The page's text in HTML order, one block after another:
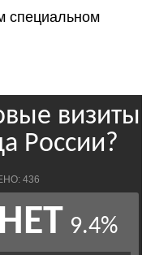
специальном